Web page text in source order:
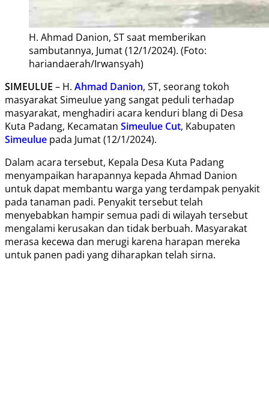
H. Ahmad Danion, ST saat memberikan
sambutannya, Jumat (12/1/2024). (Foto:
hariandaerah/Irwansyah)
SIMEULUE – H. Ahmad Danion, ST, seorang tokoh
masyarakat Simeulue yang sangat peduli terhadap
masyarakat, menghadiri acara kenduri blang di Desa
Kuta Padang, Kecamatan Simeulue Cut, Kabupaten
Simeulue pada Jumat (12/1/2024).
Dalam acara tersebut, Kepala Desa Kuta Padang
menyampaikan harapannya kepada Ahmad Danion
untuk dapat membantu warga yang terdampak penyakit
pada tanaman padi. Penyakit tersebut telah
menyebabkan hampir semua padi di wilayah tersebut
mengalami kerusakan dan tidak berbuah. Masyarakat
merasa kecewa dan merugi karena harapan mereka
untuk panen padi yang diharapkan telah sirna.